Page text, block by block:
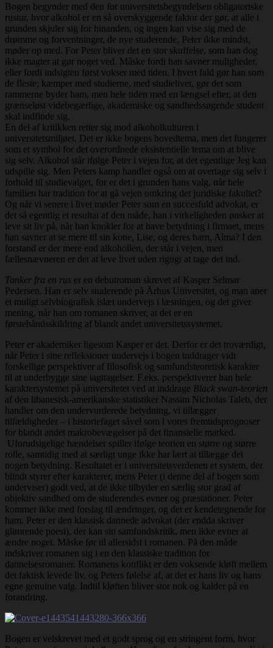
Bogen begynder med den for universitetsbegyndelsen obligatoriske
rustur, hvor alkohol er en så overskyggende faktor der gør, at alle i
grunden skjuler sig for hinanden, og ingen kan vise sig med de
drømme og forventninger, de nye studerende, Peter ikke mindst,
møder op med. For Peter bliver det en stor skuffelse, som han dog
ikke magter at gør noget ved. Måske fordi han savner muligheder,
eller fordi indsigten først vokser med tiden. I hvert fald gør han som
de fleste; kæmper med studierne, med studielivet, gør det som
rammerne byder ham, men hele tiden med en længsel efter, at den
grænseløst videbegærlige, akademiske og sandhedssøgende student
skal indfinde sig.
En del af kritikken retter sig mod alkoholkulturen i
universitetsmiljøet. Det er ikke bogens hovedtema, men det fungerer
som et symbol for det overordnede eksistentielle tema om at blive
sig selv. Alkohol står ifølge Peter i vejen for, at det egentlige Jeg kan
udspille sig. Men Peters kamp handler også om at overtage sig selv i
forhold til studievalget, for er det i grunden hans valg, når hele
familien har tradition for at gå vejen omkring det juridiske fakultet?
Og når vi senere i livet møder Peter som en succesfuld advokat, er
det så egentlig et resultat af den måde, han i virkeligheden ønsker at
leve sit liv på, når han knokler for at have betydning i firmaet, mens
han savner at se mere til sin kone, Lise, og deres barn, Alma? I den
forstand er der mere end alkohollen, der står i vejen, men
fællesnævneren er det at leve livet uden rigtigt at tage det ind.
Tanker fra en rus er en debutroman skrevet af Kasper Selmar
Pedersen. Han er selv studerende på Århus Universitet, og man aner
et muligt selvbiografisk islæt undervejs i læsningen, og det giver
mening, når han om romanen skriver, at det er en
førstehåndsskildring af blandt andet universitetssystemet.
Peter er akademiker ligesom Kasper er det. Derfor er det troværdigt,
når Peter i sine refleksioner undervejs i bogen inddrager vidt
forskellige perspektiver af filosofisk og samfundsteoretisk karakter
til at underbygge sine iagttagelser. F.eks. perspektiverer han hele
karaktersystemet på universitetet ved at inddrage Black swan-teorien
af den libanesisk-amerikanske statistiker Nassim Nicholas Taleb, der
handler om den undervurderede betydning, vi tillægger
tilfældigheder – i historiefaget såvel som i vores fremtidsprognoser
for blandt andet makrobevægelser på det finansielle marked.
Uforudsigelige hændelser spiller ifølge teorien en større og større
rolle, samtidig med at særligt unge ikke har lært at tillægge det
nogen betydning. Resultatet er i universitetsverdenen et system, der
blindt styrer efter karakterer, mens Peter (i denne del af bogen som
underviser) godt ved, at de ikke tilbyder en særlig stor grad af
objektiv sandhed om de studerendes evner og præstationer. Peter
kommer ikke med forslag til ændringer, og det er kendetegnende for
ham. Peter er den klassisk dannede advokat (der endda skriver
glimrende poesi), der kan sin samfundskritik, men ikke evner at
ændre noget. Måske før til allersidst i romanen. På den måde
indskriver romanen sig i en den klassiske tradition for
dannelsesromaner. Romanens konflikt er den voksende kløft mellem
det faktisk levede liv, og Peters følelse af, at det er hans liv og hans
egne genuine valg. Indtil kløften bliver stor nok og kalder på en
forandring.
Bogen er velskrevet med et godt sprog og en stringent form, hvor